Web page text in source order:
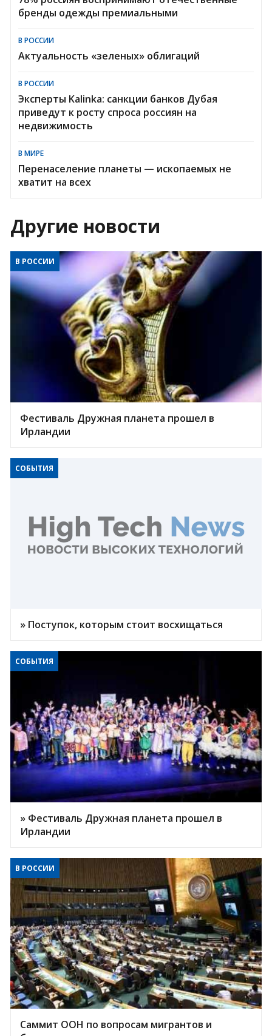
бренды одежды премиальными
В РОССИИ
Актуальность «зеленых» облигаций
В РОССИИ
Эксперты Kalinka: санкции банков Дубая
приведут к росту спроса россиян на
недвижимость
В МИРЕ
Перенаселение планеты — ископаемых не
хватит на всех
Другие новости
В РОССИИ
Фестиваль Дружная планета прошел в
Ирландии
СОБЫТИЯ
» Поступок, которым стоит восхищаться
СОБЫТИЯ
» Фестиваль Дружная планета прошел в
Ирландии
В РОССИИ
Саммит ООН по вопросам мигрантов и